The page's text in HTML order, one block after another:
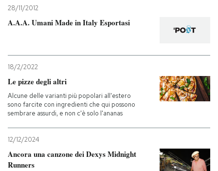
28/11/2012
A.A.A. Umani Made in Italy Esportasi
18/2/2022
Le pizze degli altri
Alcune delle varianti più popolari all'estero
sono farcite con ingredienti che qui possono
sembrare assurdi, e non c'è solo l'ananas
12/12/2024
Ancora una canzone dei Dexys Midnight
Runners